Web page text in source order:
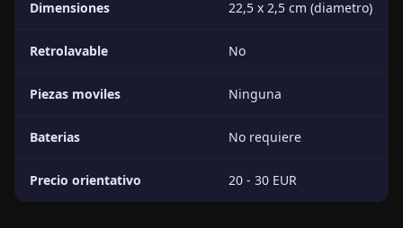
Dimensiones 22,5 x 2,5 cm (diametro)
Retrolavable No
Piezas moviles Ninguna
Baterias No requiere
Precio orientativo 20 - 30 EUR